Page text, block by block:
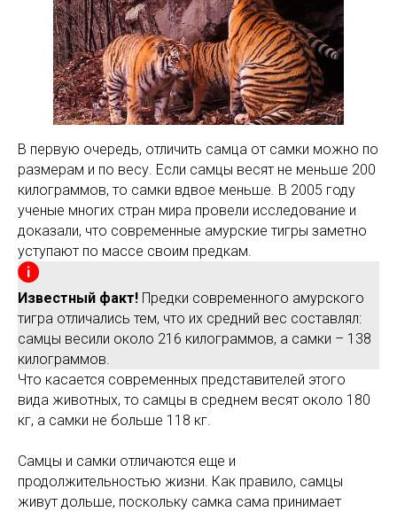
В первую очередь, отличить самца от самки можно по
размерам и по весу. Если самцы весят не меньше 200
килограммов, то самки вдвое меньше. В 2005 году
ученые многих стран мира провели исследование и
доказали, что современные амурские тигры заметно
уступают по массе своим предкам.
Известный факт! Предки современного амурского
тигра отличались тем, что их средний вес составлял:
самцы весили около 216 килограммов, а самки – 138
килограммов.
Что касается современных представителей этого
вида животных, то самцы в среднем весят около 180
кг, а самки не больше 118 кг.
Самцы и самки отличаются еще и
продолжительностью жизни. Как правило, самцы
живут дольше, поскольку самка сама принимает